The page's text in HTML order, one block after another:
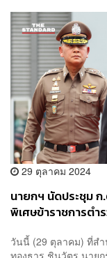
29 ตุลาคม 2024
นายกฯ นัดประชุม
พิเศษข้าราชการตำ
วันนี้ (29 ตุลาคม) ที่ส
ทองธาร ชินวัตร นาย